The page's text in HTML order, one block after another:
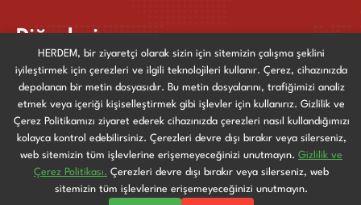
Diğerleri
Yayınlarımız
Haberler ve Etkinlikler
Bize Ulaşın
Gizlilik ve Çerez Politikası
© 2025HERDEM| Tüm Hakları Saklıdır. Tarafından
HERDEM, bir ziyaretçi olarak sizin için sitemizin çalışma şeklini
iyileştirmek için çerezleri ve ilgili teknolojileri kullanır. Çerez, cihazınızda
depolanan bir metin dosyasıdır. Bu metin dosyalarını, trafiğimizi analiz
etmek veya içeriği kişiselleştirmek gibi işlevler için kullanırız. Gizlilik ve
Çerez Politikamızı ziyaret ederek cihazınızda çerezleri nasıl kullandığımızı
kolayca kontrol edebilirsiniz. Çerezleri devre dışı bırakır veya silerseniz,
web sitemizin tüm işlevlerine erişemeyeceğinizi unutmayın. Gizlilik ve
Çerez Politikası. Çerezleri devre dışı bırakır veya silerseniz, web
sitemizin tüm işlevlerine erişemeyeceğinizi unutmayın.